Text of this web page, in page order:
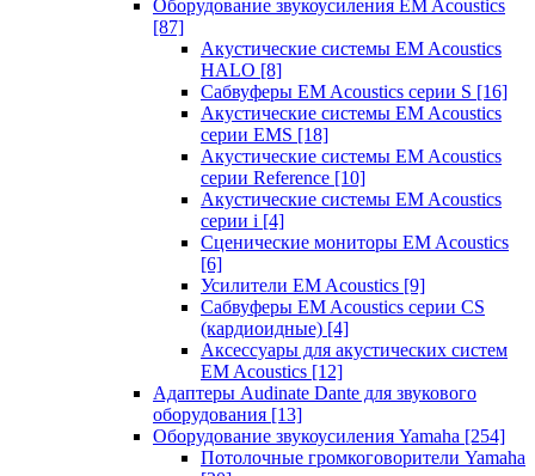
Оборудование звукоусиления EM Acoustics
[87]
Акустические системы EM Acoustics
HALO [8]
Сабвуферы EM Acoustics серии S [16]
Акустические системы EM Acoustics
серии EMS [18]
Акустические системы EM Acoustics
серии Reference [10]
Акустические системы EM Acoustics
серии i [4]
Сценические мониторы EM Acoustics
[6]
Усилители EM Acoustics [9]
Сабвуферы EM Acoustics серии CS
(кардиоидные) [4]
Аксессуары для акустических систем
EM Acoustics [12]
Адаптеры Audinate Dante для звукового
оборудования [13]
Оборудование звукоусиления Yamaha [254]
Потолочные громкоговорители Yamaha